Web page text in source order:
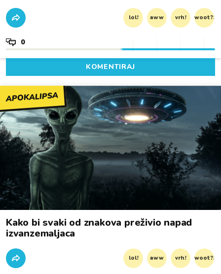
lol! aww vrh! woot?!
0
KOMENTIRAJ
APOKALIPSA
Kako bi svaki od znakova preživio napad
izvanzemaljaca
lol! aww vrh! woot?!